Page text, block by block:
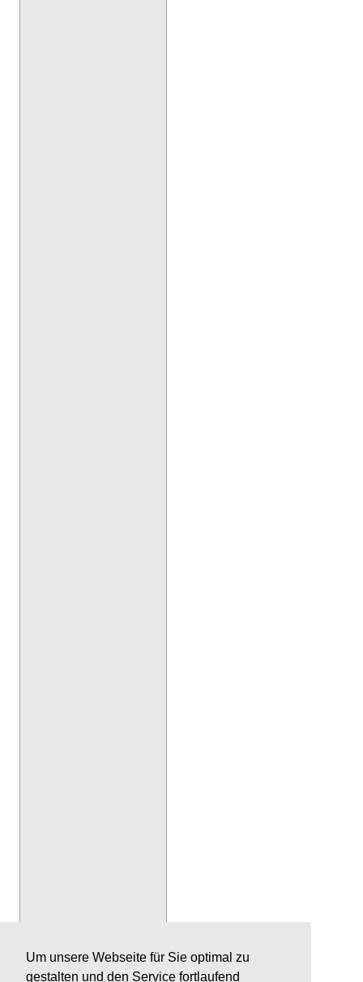
Um unsere Webseite für Sie optimal zu
gestalten und den Service fortlaufend